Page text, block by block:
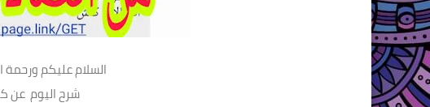
السلام عليكم ورحمة
شرح اليوم عن